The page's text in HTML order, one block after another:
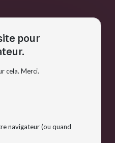
pour
cela. Merci.
navigateur (ou quand